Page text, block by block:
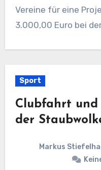
Vereine für eine
3.000,00 Euro bei
Sport
Clubfahrt
der
Markus